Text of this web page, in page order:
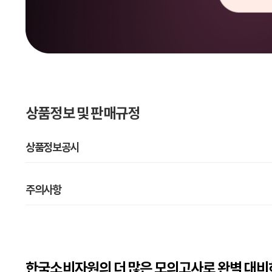
상품정보 및 판매규정
상품정보공시
주의사항
한국소비자원의 더 많은 모의고사로 완벽 대